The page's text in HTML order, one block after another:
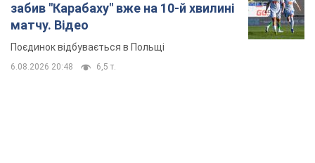
забив "Карабаху" вже на 10-й хвилині
матчу. Відео
Поєдинок відбувається в Польщі
6.08.2026 20:48 6,5 т.